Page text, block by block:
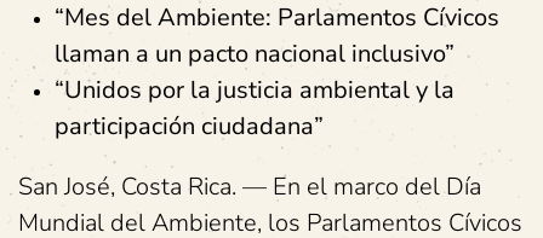
“Mes del Ambiente: Parlamentos Cívicos
llaman a un pacto nacional inclusivo”
“Unidos por la justicia ambiental y la
participación ciudadana”
San José, Costa Rica. — En el marco del Día
Mundial del Ambiente, los Parlamentos Cívicos